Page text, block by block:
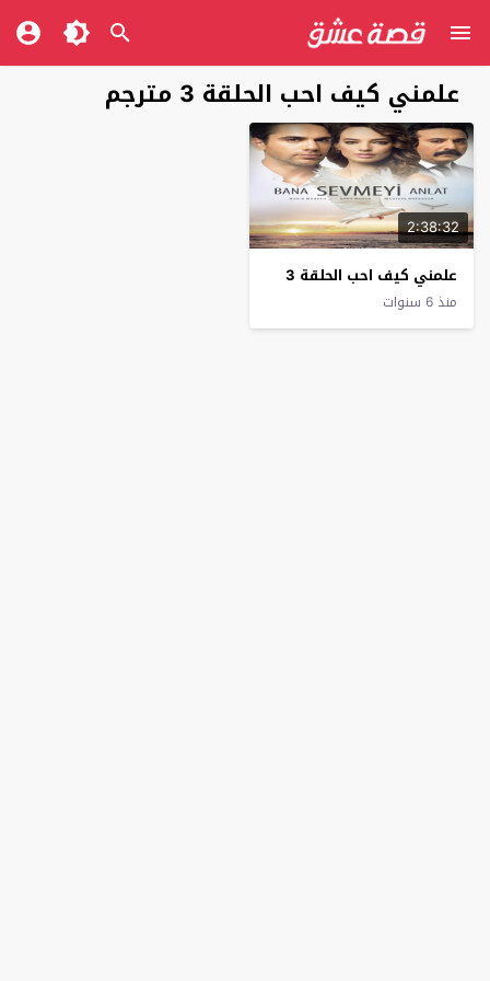
علمني كيف احب الحلقة 3 مترجم
2:38:32
علمني كيف احب الحلقة 3
منذ 6 سنوات